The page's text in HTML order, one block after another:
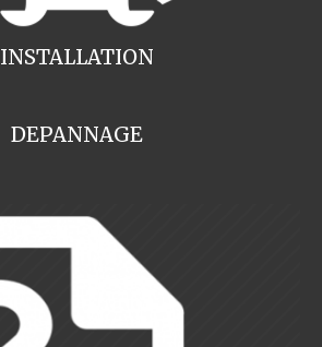
INSTALLATION
DEPANNAGE